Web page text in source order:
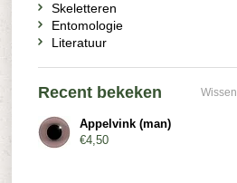
Skeletteren
Entomologie
Literatuur
Recent bekeken Wissen
Appelvink (man)
€4,50